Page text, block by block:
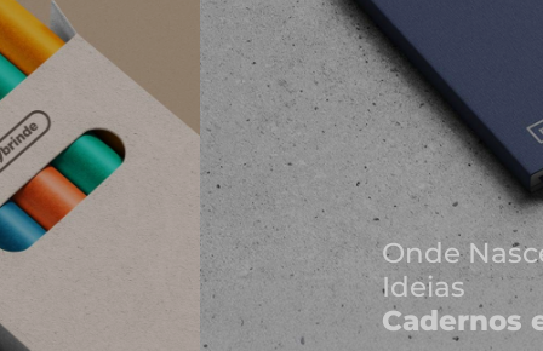
Onde Nascem As Melhores
Ideias
Cadernos e Blocos de Notas